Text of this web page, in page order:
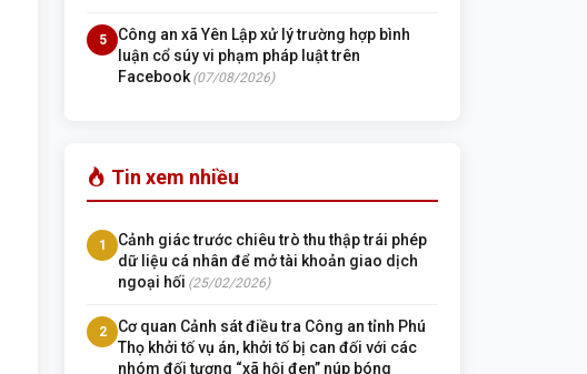
5
Công an xã Yên Lập xử lý trường hợp bình
luận cổ súy vi phạm pháp luật trên
Facebook (07/08/2026)
Tin xem nhiều
1
Cảnh giác trước chiêu trò thu thập trái phép
dữ liệu cá nhân để mở tài khoản giao dịch
ngoại hối (25/02/2026)
2
Cơ quan Cảnh sát điều tra Công an tỉnh Phú
Thọ khởi tố vụ án, khởi tố bị can đối với các
nhóm đối tượng “xã hội đen” núp bóng